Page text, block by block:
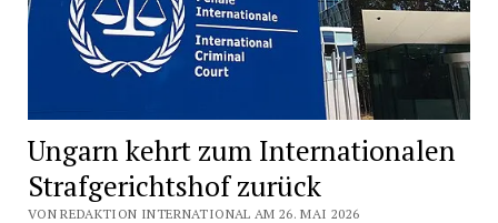
Ungarn kehrt zum Internationalen
Strafgerichtshof zurück
VON REDAKTION INTERNATIONAL AM 26. MAI 2026